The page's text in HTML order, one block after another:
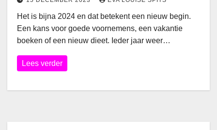
Het is bijna 2024 en dat betekent een nieuw begin.
Een kans voor goede voornemens, een vakantie
boeken of een nieuw dieet. Ieder jaar weer…
Lees verder